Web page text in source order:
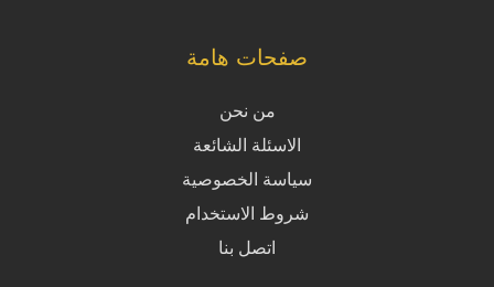
صفحات هامة
من نحن
الاسئلة الشائعة
سياسة الخصوصية
شروط الاستخدام
اتصل بنا